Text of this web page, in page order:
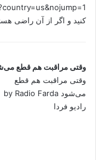
کنید و اگر از آن راضی
وقتی مراقبت هم قطع
وقتی مراقبت هم قطع
می‌شود by Radio Farda
رادیو فردا